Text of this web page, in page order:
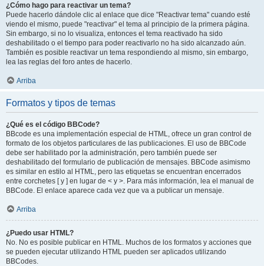
¿Cómo hago para reactivar un tema?
Puede hacerlo dándole clic al enlace que dice "Reactivar tema" cuando esté
viendo el mismo, puede "reactivar" el tema al principio de la primera página.
Sin embargo, si no lo visualiza, entonces el tema reactivado ha sido
deshabilitado o el tiempo para poder reactivarlo no ha sido alcanzado aún.
También es posible reactivar un tema respondiendo al mismo, sin embargo,
lea las reglas del foro antes de hacerlo.
Arriba
Formatos y tipos de temas
¿Qué es el código BBCode?
BBcode es una implementación especial de HTML, ofrece un gran control de
formato de los objetos particulares de las publicaciones. El uso de BBCode
debe ser habilitado por la administración, pero también puede ser
deshabilitado del formulario de publicación de mensajes. BBCode asimismo
es similar en estilo al HTML, pero las etiquetas se encuentran encerrados
entre corchetes [ y ] en lugar de < y >. Para más información, lea el manual de
BBCode. El enlace aparece cada vez que va a publicar un mensaje.
Arriba
¿Puedo usar HTML?
No. No es posible publicar en HTML. Muchos de los formatos y acciones que
se pueden ejecutar utilizando HTML pueden ser aplicados utilizando
BBCodes.